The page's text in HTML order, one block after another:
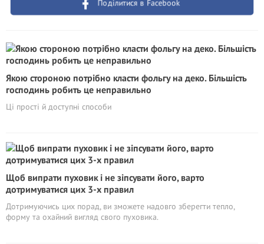
Поділитися в Facebook
Якою стороною потрібно класти фольгу на деко. Більшість
господинь робить це неправильно
Ці прості й доступні способи
Щоб випрати пуховик і не зіпсувати його, варто
дотримуватися цих 3-х правил
Дотримуючись цих порад, ви зможете надовго зберегти тепло,
форму та охайний вигляд свого пуховика.